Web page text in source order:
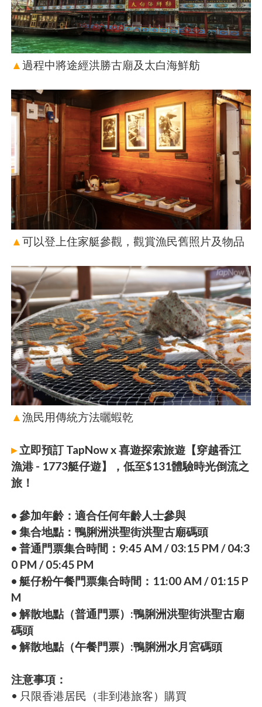
▲過程中將途經洪勝古廟及太白海鮮舫
▲可以登上住家艇參觀，觀賞漁民舊照片及物品
▲漁民用傳統方法曬蝦乾
▸立即預訂 TapNow x 喜遊探索旅遊【穿越香江
漁港 - 1773艇仔遊】，低至$131體驗時光倒流之
旅！
• 參加年齡：適合任何年齡人士參與
• 集合地點：鴨脷洲洪聖街洪聖古廟碼頭
• 普通門票集合時間：9:45 AM / 03:15 PM / 04:3
0 PM / 05:45 PM
• 艇仔粉午餐門票集合時間：11:00 AM / 01:15 P
M
• 解散地點（普通門票）:鴨脷洲洪聖街洪聖古廟
碼頭
• 解散地點（午餐門票）:鴨脷洲水月宮碼頭
注意事項：
• 只限香港居民（非到港旅客）購買